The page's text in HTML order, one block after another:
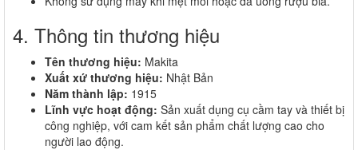
4. Thông tin thương hiệu
Tên thương hiệu: Makita
Xuất xứ thương hiệu: Nhật Bản
Năm thành lập: 1915
Lĩnh vực hoạt động: Sản xuất dụng cụ cầm tay và thiết bị
công nghiệp, với cam kết sản phẩm chất lượng cao cho
người lao động.